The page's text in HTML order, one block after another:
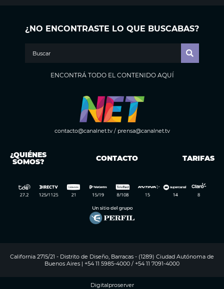
¿NO ENCONTRASTE LO QUE BUSCABAS?
ENCONTRÁ TODO EL CONTENIDO AQUÍ
contacto@canalnet.tv/ prensa@canalnet.tv
¿QUIÉNES
SOMOS? CONTACTO TARIFAS
California 2715/21 - Distrito de Diseño, Barracas - (1289) Ciudad Autónoma de
Buenos Aires | +54 11 5985-4000 / +54 11 7091-4000
Digitalproserver